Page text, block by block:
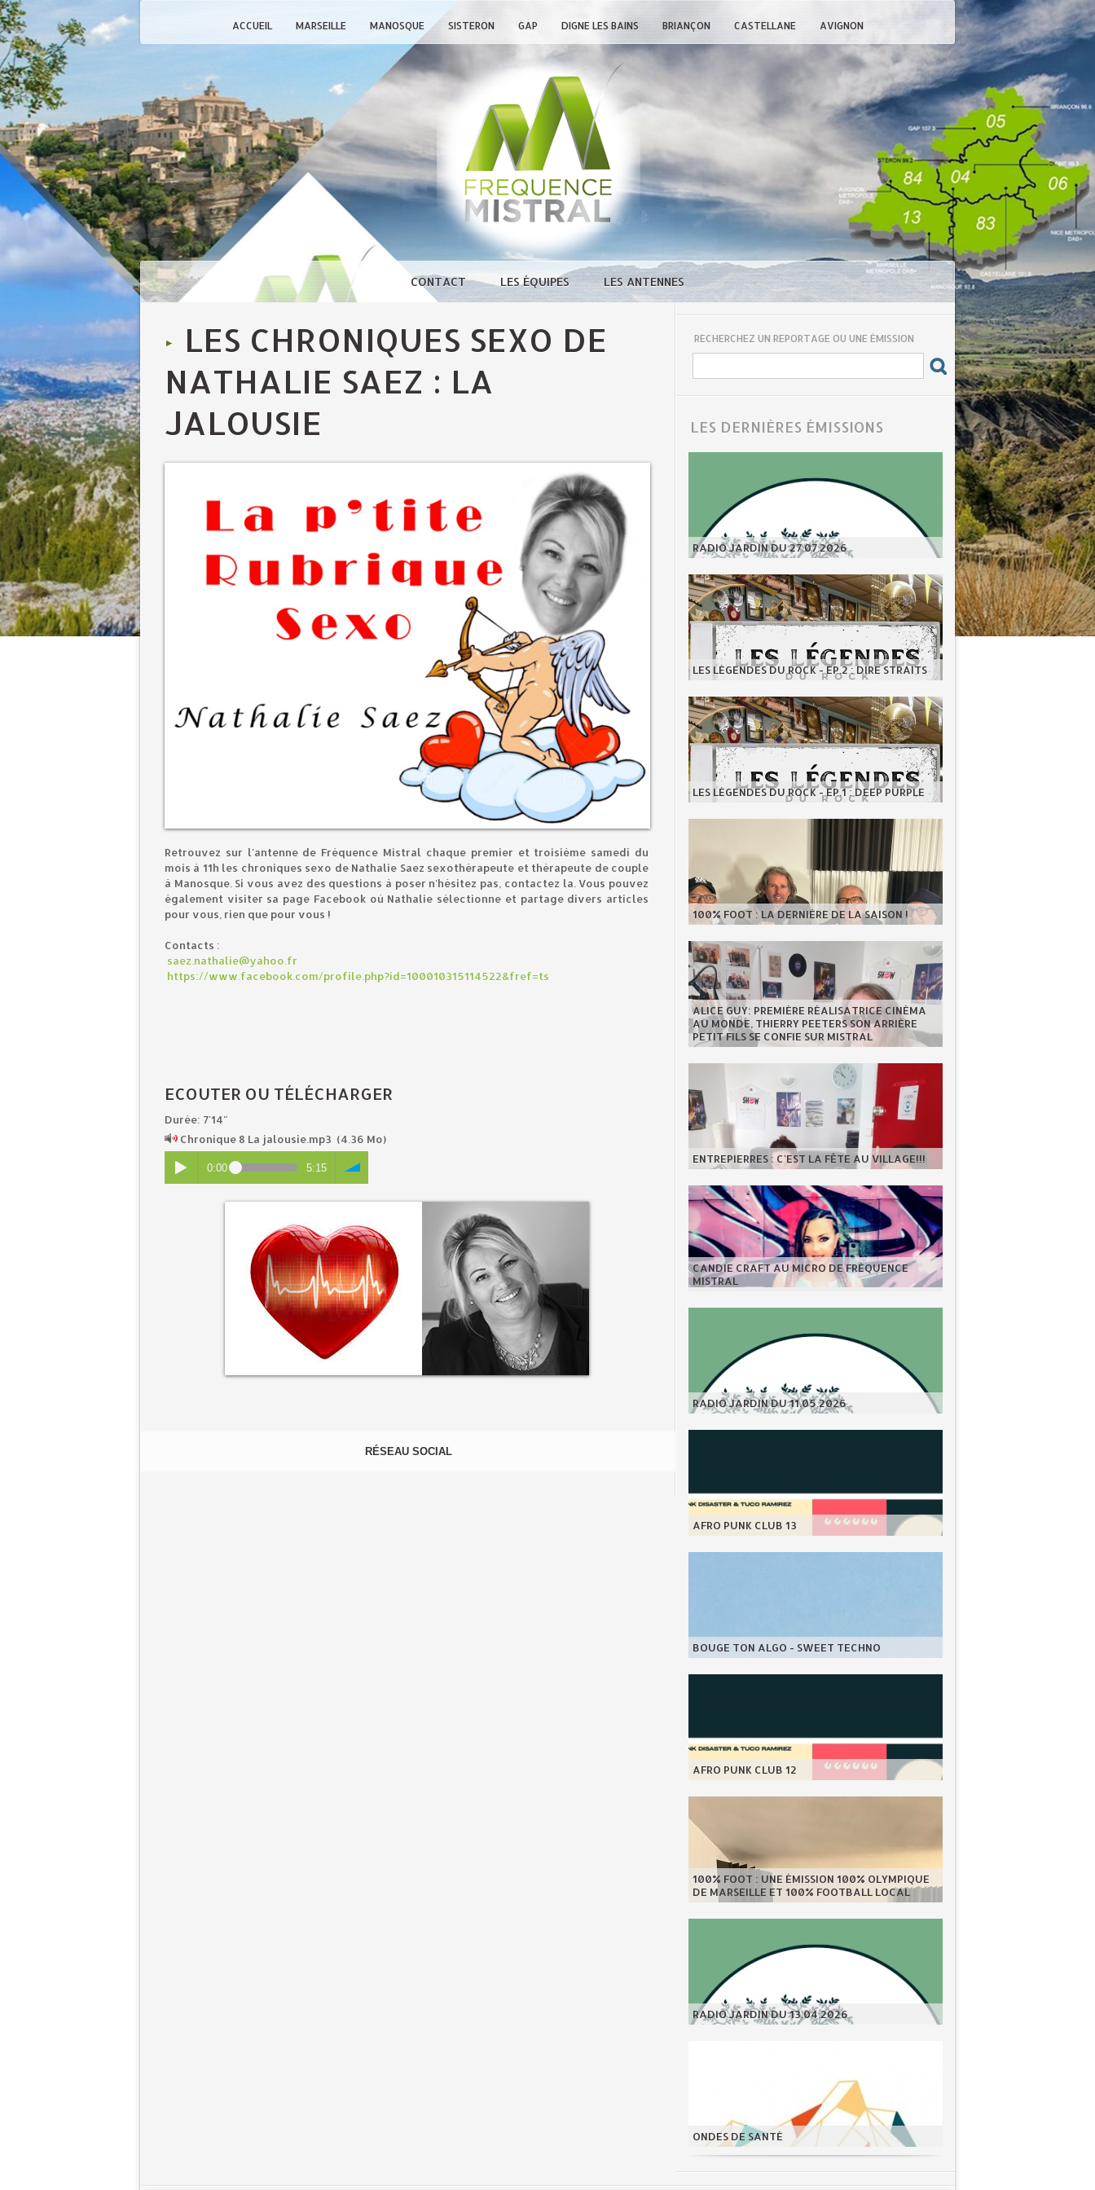
ACCUEIL MARSEILLE MANOSQUE SISTERON GAP DIGNE LES BAINS BRIANÇON CASTELLANE AVIGNON
CONTACT LES ÉQUIPES LES ANTENNES
LES CHRONIQUES SEXO DE
NATHALIE SAEZ : LA
JALOUSIE
Retrouvez sur l'antenne de Fréquence Mistral chaque premier et troisième samedi du
mois à 11h les chroniques sexo de Nathalie Saez sexothérapeute et thérapeute de couple
à Manosque. Si vous avez des questions à poser n'hésitez pas, contactez la. Vous pouvez
également visiter sa page Facebook où Nathalie sélectionne et partage divers articles
pour vous, rien que pour vous !
Contacts :
saez.nathalie@yahoo.fr
https://www.facebook.com/profile.php?id=100010315114522&fref=ts
ECOUTER OU TÉLÉCHARGER
Durée: 7'14"
Chronique 8 La jalousie.mp3 (4.36 Mo)
0:00 5:15
RÉSEAU SOCIAL
RECHERCHEZ UN REPORTAGE OU UNE ÉMISSION
LES DERNIÈRES ÉMISSIONS
RADIO JARDIN DU 27.07.2026
LES LÉGENDES DU ROCK - EP.2 : DIRE STRAITS
LES LÉGENDES DU ROCK - EP.1 : DEEP PURPLE
100% FOOT : LA DERNIÈRE DE LA SAISON !
ALICE GUY: PREMIÈRE RÉALISATRICE CINÉMA
AU MONDE, THIERRY PEETERS SON ARRIÈRE
PETIT FILS SE CONFIE SUR MISTRAL
ENTREPIERRES : C'EST LA FÊTE AU VILLAGE!!!
CANDIE CRAFT AU MICRO DE FRÉQUENCE
MISTRAL
RADIO JARDIN DU 11.05.2026
AFRO PUNK CLUB 13
BOUGE TON ALGO - SWEET TECHNO
AFRO PUNK CLUB 12
100% FOOT : UNE ÉMISSION 100% OLYMPIQUE
DE MARSEILLE ET 100% FOOTBALL LOCAL
RADIO JARDIN DU 13.04.2026
ONDES DE SANTÉ